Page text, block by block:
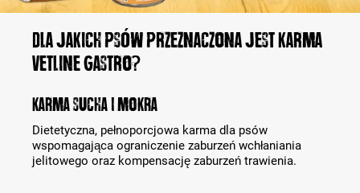
DLA JAKICH PSÓW PRZEZNACZONA JEST KARMA
VETLINE GASTRO?
KARMA SUCHA I MOKRA
Dietetyczna, pełnoporcjowa karma dla psów
wspomagająca ograniczenie zaburzeń wchłaniania
jelitowego oraz kompensację zaburzeń trawienia.